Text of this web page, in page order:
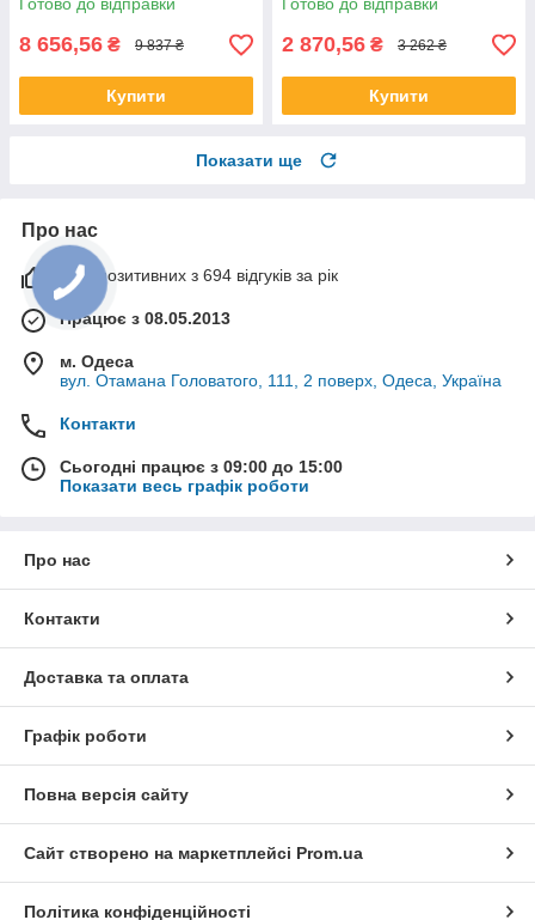
Готово до відправки
8 656,56 ₴ 9 837 ₴
Купити
Готово до відправки
2 870,56 ₴ 3 262 ₴
Купити
Показати ще
Про нас
99% позитивних з 694 відгуків за рік
Працює з 08.05.2013
м. Одеса
вул. Отамана Головатого, 111, 2 поверх, Одеса, Україна
Контакти
Сьогодні працює з 09:00 до 15:00
Показати весь графік роботи
Про нас
Контакти
Доставка та оплата
Графік роботи
Повна версія сайту
Сайт створено на маркетплейсі Prom.ua
Політика конфіденційності